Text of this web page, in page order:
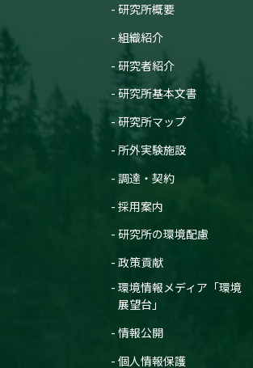
研究所概要
組織紹介
研究者紹介
研究所基本文書
研究所マップ
所外実験施設
調達・契約
採用案内
研究所の環境配慮
政策貢献
環境情報メディア「環境
展望台」
情報公開
個人情報保護